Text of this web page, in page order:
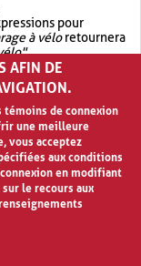
pour
à véloretournera
.
OR.garage OR vélo
garage à vélo
AFIN DE
témoins de connexion
une meilleure
vous acceptez
aux conditions
en modifiant
le recours aux